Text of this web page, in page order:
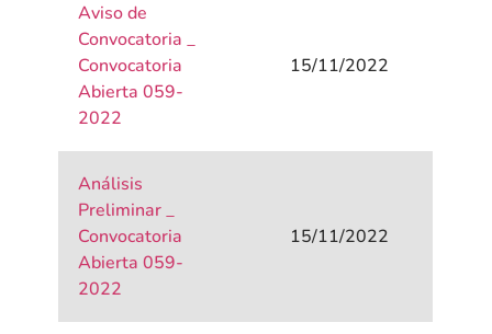
Aviso de
Convocatoria _
Convocatoria
Abierta 059-
2022
15/11/2022
Análisis
Preliminar _
Convocatoria
Abierta 059-
2022
15/11/2022